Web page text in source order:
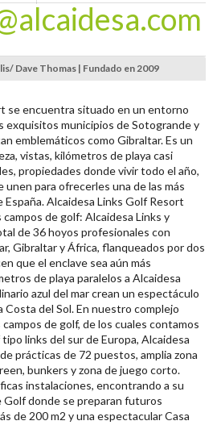
Dave Thomas | Fundado en 2009
se encuentra situado en un entorno
exquisitos municipios de Sotogrande y
emblemáticos como Gibraltar. Es un
vistas, kilómetros de playa casi
propiedades donde vivir todo el año,
unen para ofrecerles una de las más
España. Alcaidesa Links Golf Resort
de golf: Alcaidesa Links y
de 36 hoyos profesionales con
Gibraltar y África, flanqueados por dos
que el enclave sea aún más
de playa paralelos a Alcaidesa
azul del mar crean un espectáculo
Costa del Sol. En nuestro complejo
de golf, de los cuales contamos
links del sur de Europa, Alcaidesa
prácticas de 72 puestos, amplia zona
bunkers y zona de juego corto.
instalaciones, encontrando a su
Golf donde se preparan futuros
de 200 m2 y una espectacular Casa